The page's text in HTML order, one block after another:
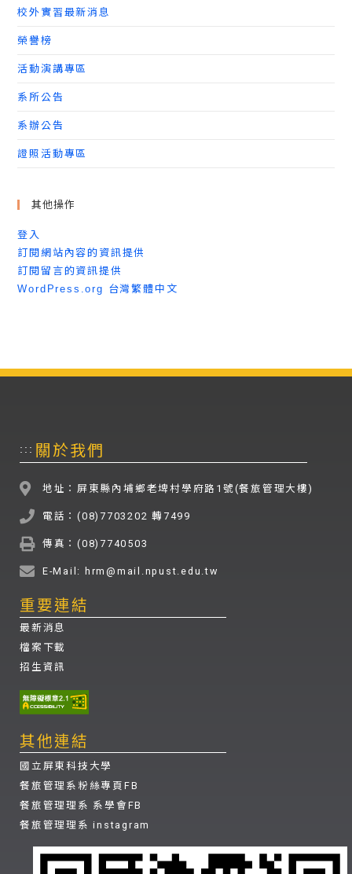
校外實習最新消息
榮譽榜
活動演講專區
系所公告
系辦公告
證照活動專區
其他操作
登入
訂閱網站內容的資訊提供
訂閱留言的資訊提供
WordPress.org 台灣繁體中文
::: 關於我們
地址：屏東縣內埔鄉老埤村學府路1號(餐旅管理大樓)
電話：(08)7703202 轉7499
傳真：(08)7740503
E-Mail: hrm@mail.npust.edu.tw
重要連結
最新消息
檔案下載
招生資訊
其他連結
國立屏東科技大學
餐旅管理系粉絲專頁FB
餐旅管理理系 系學會FB
餐旅管理理系 instagram